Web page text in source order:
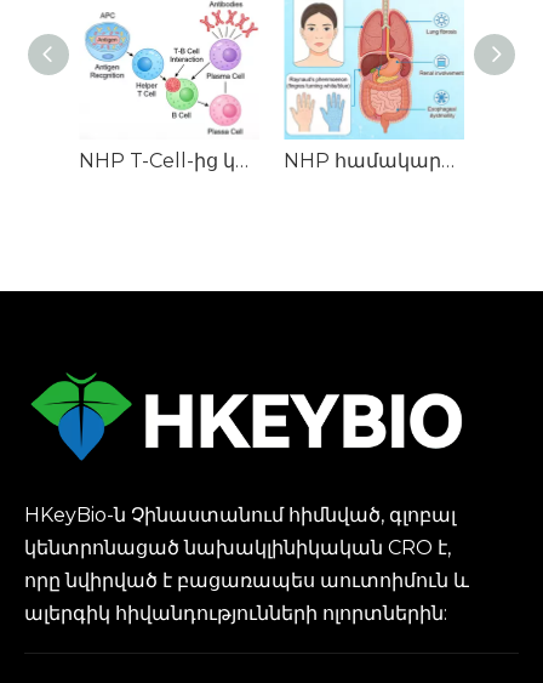
NHP T-Cell-ից կախված հակամարմինների արձագանքման (TDAR) մոդելներ NHP համակարգային սկլերոզի (SSc) մոդելներ
HKeyBio-ն Չինաստանում հիմնված, գլոբալ
կենտրոնացած նախակլինիկական CRO է,
որը նվիրված է բացառապես աուտոիմուն և
ալերգիկ հիվանդությունների ոլորտներին: